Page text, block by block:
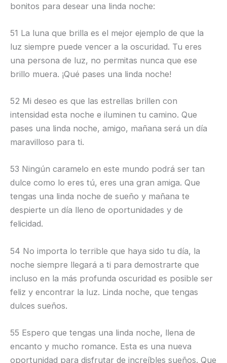
bonitos para desear una linda noche:
51 La luna que brilla es el mejor ejemplo de que la
luz siempre puede vencer a la oscuridad. Tu eres
una persona de luz, no permitas nunca que ese
brillo muera. ¡Qué pases una linda noche!
52 Mi deseo es que las estrellas brillen con
intensidad esta noche e iluminen tu camino. Que
pases una linda noche, amigo, mañana será un día
maravilloso para ti.
53 Ningún caramelo en este mundo podrá ser tan
dulce como lo eres tú, eres una gran amiga. Que
tengas una linda noche de sueño y mañana te
despierte un día lleno de oportunidades y de
felicidad.
54 No importa lo terrible que haya sido tu día, la
noche siempre llegará a ti para demostrarte que
incluso en la más profunda oscuridad es posible ser
feliz y encontrar la luz. Linda noche, que tengas
dulces sueños.
55 Espero que tengas una linda noche, llena de
encanto y mucho romance. Esta es una nueva
oportunidad para disfrutar de increíbles sueños. Que